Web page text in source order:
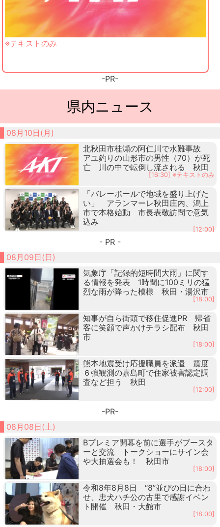
※テキストのみ
-PR-
県内ニュース
08月10日(月)
北秋田市桂瀬の阿仁川で水難事故
アユ釣りの山形市の男性（70）が死
亡 川の中で転倒し流される 秋田
[16:30] ※テキストのみ
「バレーボールで地域を盛り上げた
い」 アランマーレ秋田庄内、潟上
市で本格始動 市長表敬訪問で意気
込み
[12:00]
- PR -
08月09日(日)
気象庁「記録的短時間大雨」に関す
る情報を発表 1時間に100ミリの猛
烈な雨が降った模様 秋田・湯沢市
[18:00]
知事が自ら街頭で移住促進PR 帰省
客に笑顔で声かけチラシ配布 秋田
市
[18:00]
熊本地震受け応援職員を派遣 震度
６強観測の嘉島町で住家被害認定調
査など担う 秋田
[12:00]
-PR-
08月08日(土)
Bプレミア開幕を前に選手がブースタ
ーと交流 トークショーにサイン会
や大抽選会も！ 秋田市
[18:00]
令和8年8月8日 “8”並びの日に合わ
せ、忠犬ハチ公の古里で感謝イベン
ト開催 秋田・大館市
[18:00]